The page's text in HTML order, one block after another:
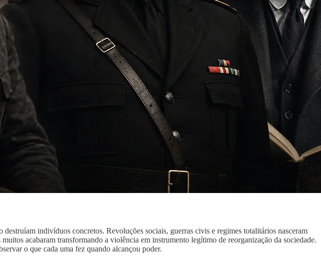
indivíduos concretos. Revoluções sociais, guerras civis e regimes totalitários nasceram
acabaram transformando a violência em instrumento legítimo de reorganização da sociedade.
o que cada uma fez quando alcançou poder.